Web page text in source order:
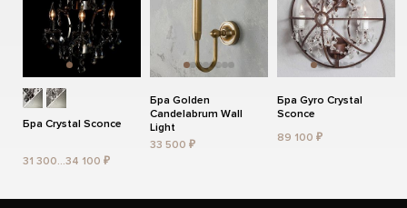
Бра Crystal Sconce
31 300...34 100 ₽
Бра Golden
Candelabrum Wall
Light
33 500 ₽
Бра Gyro Crystal
Sconce
89 100 ₽